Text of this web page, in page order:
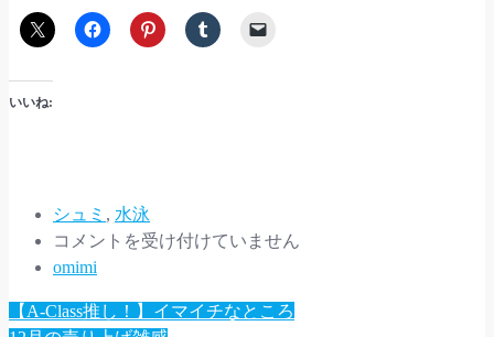
いいね:
シュミ , 水泳
【水
泳
記】
コメントを受け付けていません
omimi
Post
【A-Class推し！】イマイチなところ